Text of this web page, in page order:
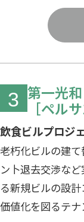
3 第一光
［ペルサ
飲食ビルプロジ
老朽化ビルの建
ン卜退去交渉な
る新規ビルの設
価値化を図るテ